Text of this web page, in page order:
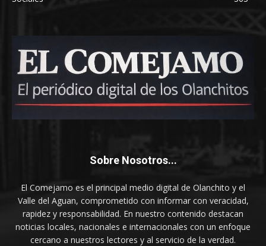
Sobre Nosotros...
El Comejamo es el principal medio digital de Olanchito y el
Valle del Aguan, comprometido con informar con veracidad,
rapidez y responsabilidad. En nuestro contenido destacan
noticias locales, nacionales e internacionales con un enfoque
cercano a nuestros lectores y al servicio de la verdad.